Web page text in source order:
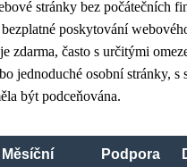
stránky bez počátečních
poskytování
zdarma, často s určitými
jednoduché osobní stránky, s
být podceňována.
Měsíční
Podpora